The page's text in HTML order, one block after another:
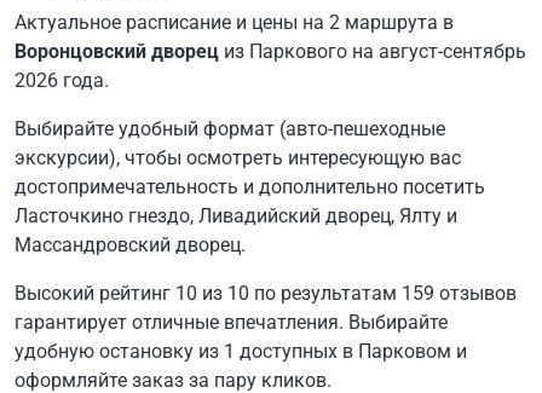
Актуальное расписание и цены на 2 маршрута в
Воронцовский дворец из Паркового на август-сентябрь
2026 года.
Выбирайте удобный формат (авто-пешеходные
экскурсии), чтобы осмотреть интересующую вас
достопримечательность и дополнительно посетить
Ласточкино гнездо, Ливадийский дворец, Ялту и
Массандровский дворец.
Высокий рейтинг 10 из 10 по результатам 159 отзывов
гарантирует отличные впечатления. Выбирайте
удобную остановку из 1 доступных в Парковом и
оформляйте заказ за пару кликов.